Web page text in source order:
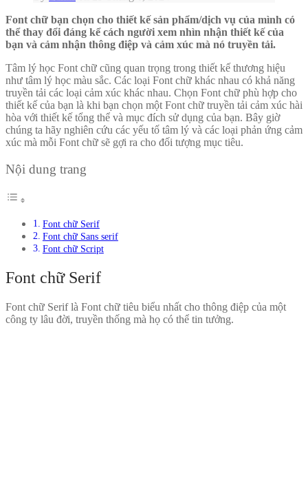
Font chữ bạn chọn cho thiết kế sản phẩm/dịch vụ của mình có
thể thay đổi đáng kể cách người xem nhìn nhận thiết kế của
bạn và cảm nhận thông điệp và cảm xúc mà nó truyền tải.
Tâm lý học Font chữ cũng quan trọng trong thiết kế thương hiệu
như tâm lý học màu sắc. Các loại Font chữ khác nhau có khả năng
truyền tải các loại cảm xúc khác nhau. Chọn Font chữ phù hợp cho
thiết kế của bạn là khi bạn chọn một Font chữ truyền tải cảm xúc hài
hòa với thiết kế tổng thể và mục đích sử dụng của bạn. Bây giờ
chúng ta hãy nghiên cứu các yếu tố tâm lý và các loại phản ứng cảm
xúc mà mỗi Font chữ sẽ gợi ra cho đối tượng mục tiêu.
Nội dung trang
Font chữ Serif
Font chữ Sans serif
Font chữ Script
Font chữ Serif
Font chữ Serif là Font chữ tiêu biểu nhất cho thông điệp của một
công ty lâu đời, truyền thống mà họ có thể tin tưởng.